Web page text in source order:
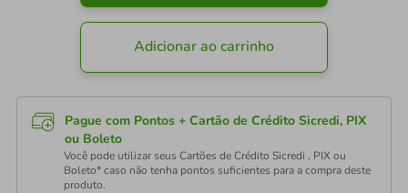
Adicionar ao carrinho
Pague com Pontos + Cartão de Crédito Sicredi, PIX
ou Boleto
Você pode utilizar seus Cartões de Crédito Sicredi , PIX ou
Boleto* caso não tenha pontos suficientes para a compra deste
produto.